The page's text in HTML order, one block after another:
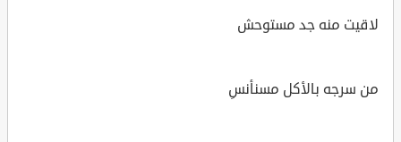
لاقيت منه جد مستوحش
من سرجه بالأكل مسنأنسِ